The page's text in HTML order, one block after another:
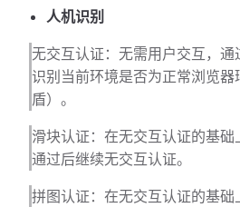
人机识别
无交互认证：无需用户交互，
识别当前环境是否为正常浏览
盾）。
滑块认证：在无交互认证的基础
通过后继续无交互认证。
拼图认证：在无交互认证的基础